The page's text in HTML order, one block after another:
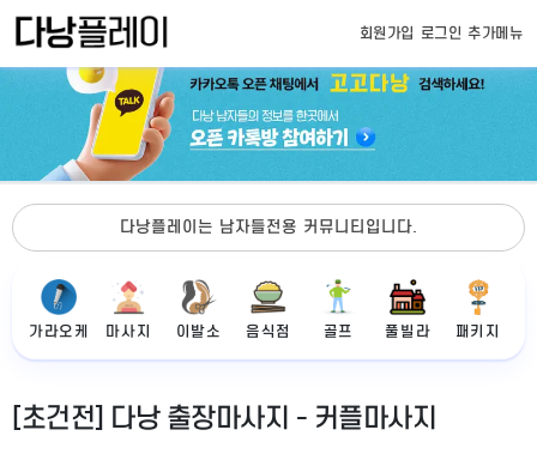
회원가입 로그인 추가메뉴
다낭플레이는 남자들전용 커뮤니티입니다.
가라오케 마사지 이발소 음식점 골프 풀빌라 패키지
[초건전] 다낭 출장마사지 - 커플마사지